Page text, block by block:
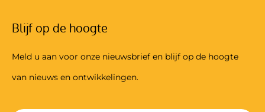
Blijf op de hoogte
Meld u aan voor onze nieuwsbrief en blijf op de hoogte
van nieuws en ontwikkelingen.